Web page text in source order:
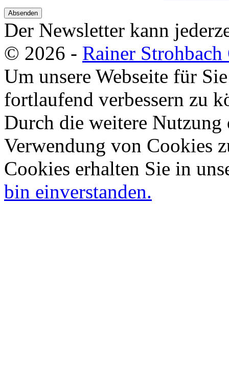
Absenden
Der Newsletter kann
© 2026 - Rainer
Um unsere Webseite für
fortlaufend verbessern zu
Durch die weitere Nutzung
Verwendung von Cookies
Cookies erhalten Sie in
bin einverstanden.